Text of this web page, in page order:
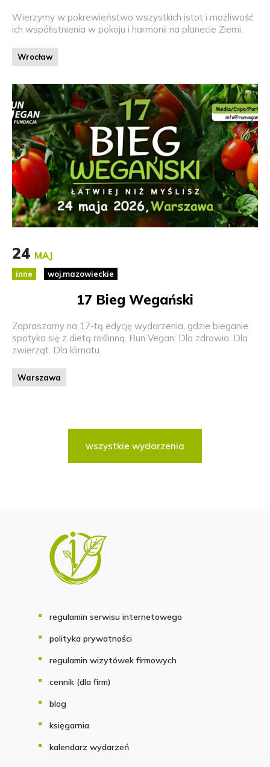
Wierzymy w pokrewieństwo wszystkich istot i możliwość
ich współistnienia w pokoju i harmonii na planecie Ziemi.
Wrocław
24 MAJ
inne woj.mazowieckie
17 Bieg Wegański
Zapraszamy na 17-tą edycję wydarzenia, gdzie bieganie
spotyka się z dietą roślinną. Run Vegan: Dla zdrowia. Dla
zwierząt. Dla klimatu.
Warszawa
wszystkie wydarzenia
regulamin serwisu internetowego
polityka prywatności
regulamin wizytówek firmowych
cennik (dla firm)
blog
księgarnia
kalendarz wydarzeń